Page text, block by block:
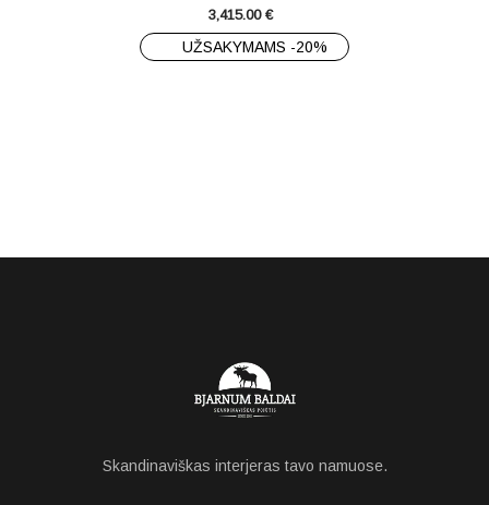
3,415.00 €
UŽSAKYMAMS -20%
Skandinaviškas interjeras tavo namuose.